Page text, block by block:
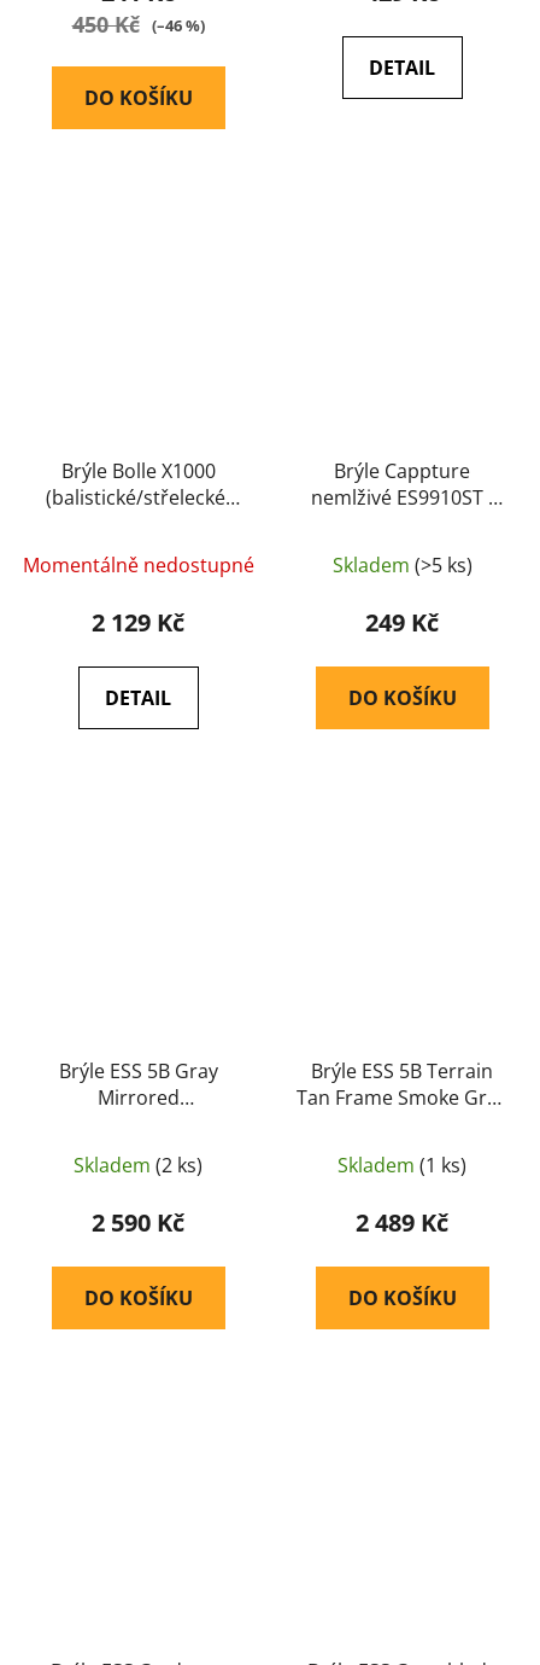
450 Kč (–46 %)
DO KOŠÍKU
DETAIL
Brýle Bolle X1000
(balistické/střelecké)
Momentálně nedostupné
2 129 Kč
DETAIL
Brýle Cappture
nemlživé ES9910ST -
Skladem (>5 ks)
249 Kč
DO KOŠÍKU
Brýle ESS 5B Gray
Mirrored
(EE9006-05) - ESS
Skladem (2 ks)
2 590 Kč
DO KOŠÍKU
Brýle ESS 5B Terrain
Tan Frame Smoke Gray
(EE9006-15) - ESS
Skladem (1 ks)
2 489 Kč
DO KOŠÍKU